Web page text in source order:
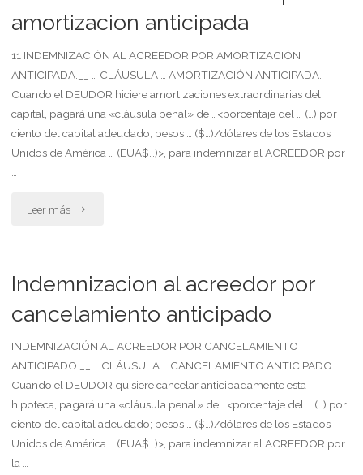
amortizacion anticipada
11 INDEMNIZACIÓN AL ACREEDOR POR AMORTIZACIÓN
ANTICIPADA.__ … CLÁUSULA … AMORTIZACIÓN ANTICIPADA.
Cuando el DEUDOR hiciere amortizaciones extraordinarias del
capital, pagará una «cláusula penal» de …<porcentaje del … (…) por
ciento del capital adeudado; pesos … ($…)/dólares de los Estados
Unidos de América … (EUA$…)>, para indemnizar al ACREEDOR por
Leer más "Indemnizacion
acreedor
por
amortizacion
anticipada"
Indemnizacion al acreedor por
cancelamiento anticipado
INDEMNIZACIÓN AL ACREEDOR POR CANCELAMIENTO
ANTICIPADO.__ … CLÁUSULA … CANCELAMIENTO ANTICIPADO.
Cuando el DEUDOR quisiere cancelar anticipadamente esta
hipoteca, pagará una «cláusula penal» de …<porcentaje del … (…) por
ciento del capital adeudado; pesos … ($…)/dólares de los Estados
Unidos de América … (EUA$…)>, para indemnizar al ACREEDOR por
la …